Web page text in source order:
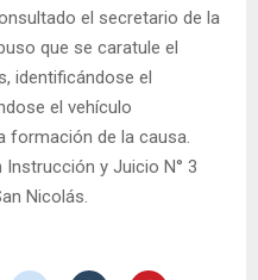
el secretario de la
que se caratule el
identificándose el
el vehículo
formación de la causa.
Instrucción y Juicio N° 3
Nicolás.